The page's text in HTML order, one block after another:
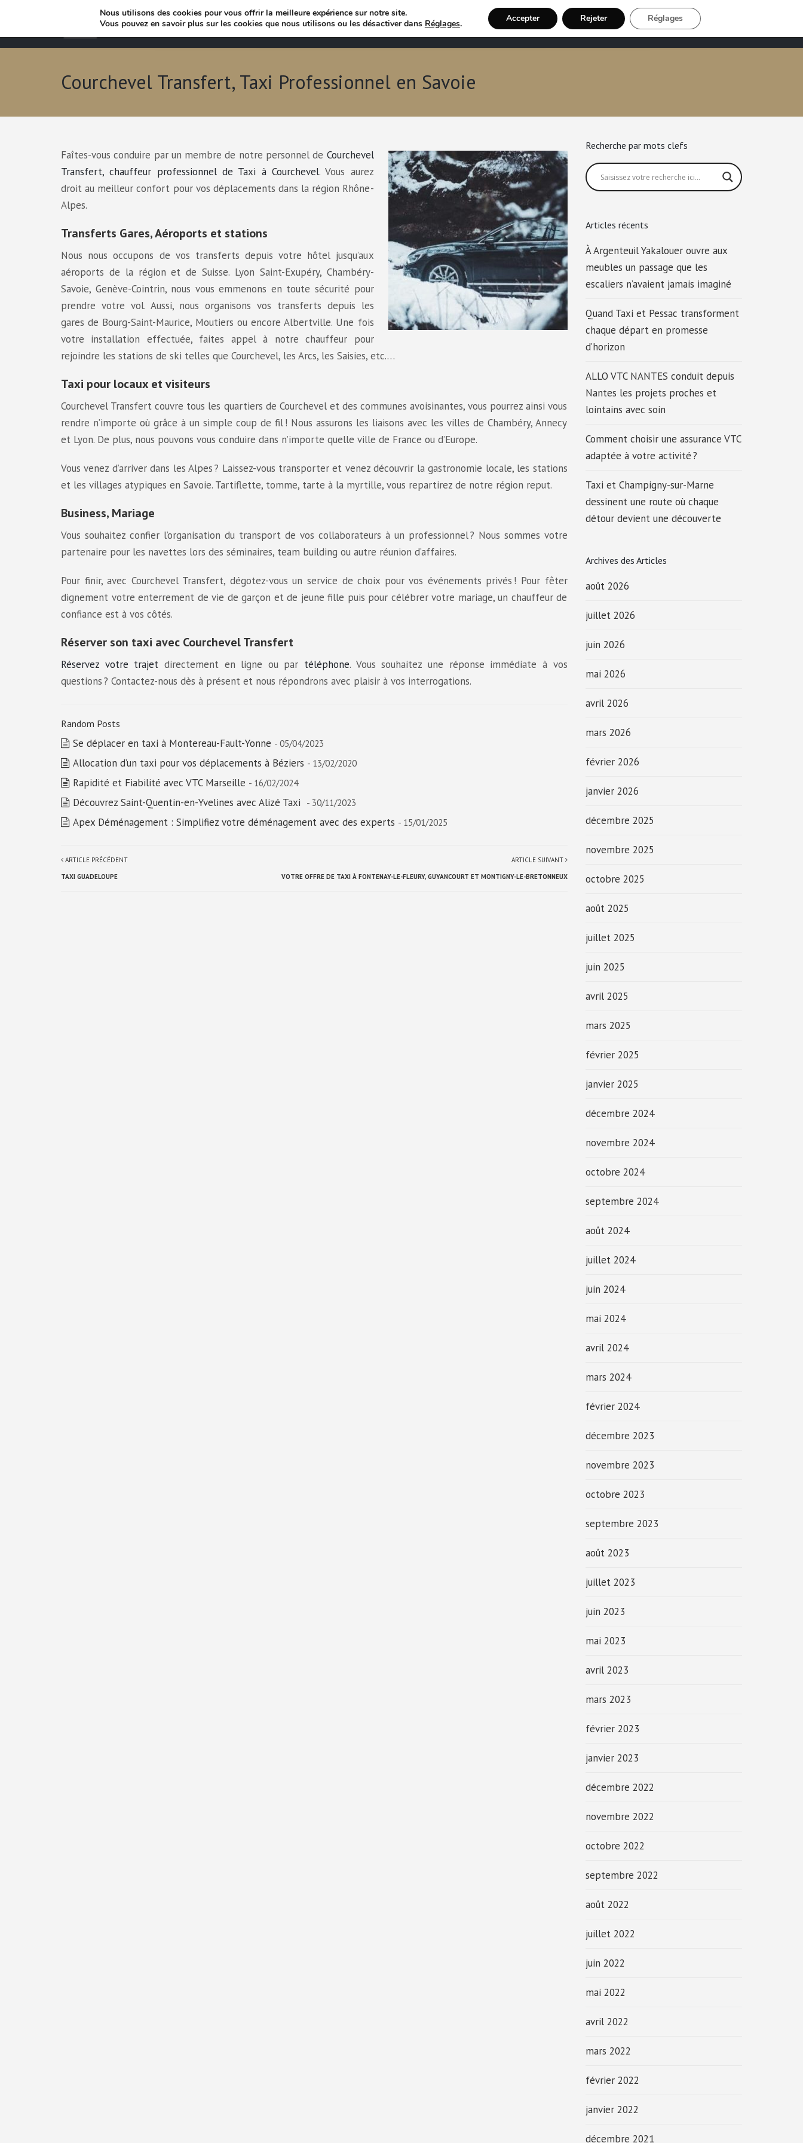
Annuaire VTC Recherche Chauffeur VTC Inscription Chauffeur
Courchevel Transfert, Taxi Professionnel en Savoie
Faîtes-vous conduire par un membre de notre personnel de Courchevel
Transfert, chauffeur professionnel de Taxi à Courchevel. Vous aurez
droit au meilleur confort pour vos déplacements dans la région Rhône-
Alpes.
Transferts Gares, Aéroports et stations
Nous nous occupons de vos transferts depuis votre hôtel jusqu’aux
aéroports de la région et de Suisse. Lyon Saint-Exupéry, Chambéry-
Savoie, Genève-Cointrin, nous vous emmenons en toute sécurité pour
prendre votre vol. Aussi, nous organisons vos transferts depuis les
gares de Bourg-Saint-Maurice, Moutiers ou encore Albertville. Une fois
votre installation effectuée, faites appel à notre chauffeur pour
rejoindre les stations de ski telles que Courchevel, les Arcs, les Saisies, etc.…
Taxi pour locaux et visiteurs
Courchevel Transfert couvre tous les quartiers de Courchevel et des communes avoisinantes, vous pourrez ainsi vous
rendre n’importe où grâce à un simple coup de fil ! Nous assurons les liaisons avec les villes de Chambéry, Annecy
et Lyon. De plus, nous pouvons vous conduire dans n’importe quelle ville de France ou d’Europe.
Vous venez d’arriver dans les Alpes ? Laissez-vous transporter et venez découvrir la gastronomie locale, les stations
et les villages atypiques en Savoie. Tartiflette, tomme, tarte à la myrtille, vous repartirez de notre région reput.
Business, Mariage
Vous souhaitez confier l’organisation du transport de vos collaborateurs à un professionnel ? Nous sommes votre
partenaire pour les navettes lors des séminaires, team building ou autre réunion d’affaires.
Pour finir, avec Courchevel Transfert, dégotez-vous un service de choix pour vos événements privés ! Pour fêter
dignement votre enterrement de vie de garçon et de jeune fille puis pour célébrer votre mariage, un chauffeur de
confiance est à vos côtés.
Réserver son taxi avec Courchevel Transfert
Réservez votre trajet directement en ligne ou par téléphone. Vous souhaitez une réponse immédiate à vos
questions ? Contactez-nous dès à présent et nous répondrons avec plaisir à vos interrogations.
Random Posts
Se déplacer en taxi à Montereau-Fault-Yonne - 05/04/2023
Allocation d’un taxi pour vos déplacements à Béziers - 13/02/2020
Rapidité et Fiabilité avec VTC Marseille - 16/02/2024
Découvrez Saint-Quentin-en-Yvelines avec Alizé Taxi - 30/11/2023
Apex Déménagement : Simplifiez votre déménagement avec des experts - 15/01/2025
ARTICLE PRÉCÉDENT
TAXI GUADELOUPE
ARTICLE SUIVANT
VOTRE OFFRE DE TAXI À FONTENAY-LE-FLEURY, GUYANCOURT ET MONTIGNY-LE-BRETONNEUX
Recherche par mots clefs
Articles récents
À Argenteuil Yakalouer ouvre aux
meubles un passage que les
escaliers n’avaient jamais imaginé
Quand Taxi et Pessac transforment
chaque départ en promesse
d’horizon
ALLO VTC NANTES conduit depuis
Nantes les projets proches et
lointains avec soin
Comment choisir une assurance VTC
adaptée à votre activité ?
Taxi et Champigny-sur-Marne
dessinent une route où chaque
détour devient une découverte
Archives des Articles
août 2026
juillet 2026
juin 2026
mai 2026
avril 2026
mars 2026
février 2026
janvier 2026
décembre 2025
novembre 2025
octobre 2025
août 2025
juillet 2025
juin 2025
avril 2025
mars 2025
février 2025
janvier 2025
décembre 2024
novembre 2024
octobre 2024
septembre 2024
août 2024
juillet 2024
juin 2024
mai 2024
avril 2024
mars 2024
février 2024
décembre 2023
novembre 2023
octobre 2023
septembre 2023
août 2023
juillet 2023
juin 2023
mai 2023
avril 2023
mars 2023
février 2023
janvier 2023
décembre 2022
novembre 2022
octobre 2022
septembre 2022
août 2022
juillet 2022
juin 2022
mai 2022
avril 2022
mars 2022
février 2022
janvier 2022
décembre 2021
Nous utilisons des cookies pour vous offrir la meilleure expérience sur notre site.
Vous pouvez en savoir plus sur les cookies que nous utilisons ou les désactiver dans Réglages. Accepter Rejeter Réglages